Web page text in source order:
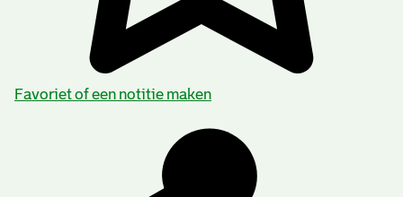
Favoriet of een notitie maken